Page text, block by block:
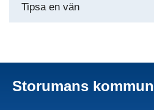
Tipsa en vän
Storumans kommun